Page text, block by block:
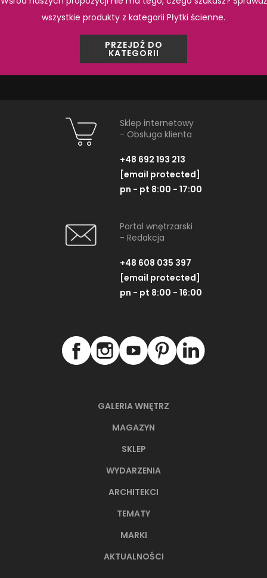
PRODUKTY Z KOLEKCJI
Tubądzin Maxima Brown
Listwa ścienna, 10x44,8 cm
Tubądzin
NAJNOWSZE ARTYKUŁY
wszystkie produkty z kategorii Płytki ścienne.
PRZEJDŹ DO
KATEGORII
GALERIA WNĘTRZ
MAGAZYN
SKLEP
WYDARZENIA
ARCHITEKCI
TEMATY
MARKI
AKTUALNOŚCI
Sklep internetowy
- Obsługa klienta
+48 692 193 213
[email protected]
pn - pt 8:00 - 17:00
Portal wnętrzarski
- Redakcja
+48 608 035 397
[email protected]
pn - pt 8:00 - 16:00